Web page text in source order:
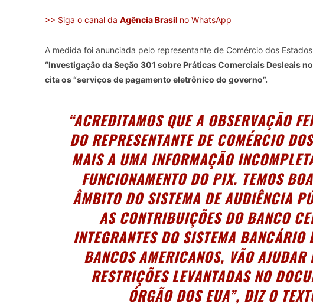
>> Siga o canal da Agência Brasil no WhatsApp
A medida foi anunciada pelo representante de Comércio dos
“Investigação da Seção 301 sobre Práticas Comerciais Desleais
cita os “serviços de pagamento eletrônico do governo”.
“ACREDITAMOS QUE A OBSERVAÇÃO
DO REPRESENTANTE DE COMÉRCIO
MAIS A UMA INFORMAÇÃO
FUNCIONAMENTO DO PIX. TEMOS
ÂMBITO DO SISTEMA DE AUDIÊNCIA
AS CONTRIBUIÇÕES DO BANCO
INTEGRANTES DO SISTEMA
BANCOS AMERICANOS, VÃO AJUDAR
RESTRIÇÕES LEVANTADAS NO
ÓRGÃO DOS EUA”, DIZ O